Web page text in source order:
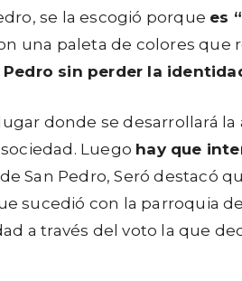
se la escogió porque es
una paleta de colores que
sin perder la
donde se desarrollará
Luego hay que
San Pedro, Seró destacó
sucedió con la parroquia
a través del voto la que